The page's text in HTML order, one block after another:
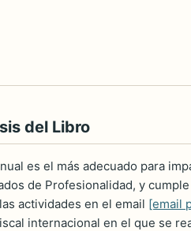
del Libro
es el más adecuado para
de Profesionalidad, y
actividades en el email [email
internacional en el que se